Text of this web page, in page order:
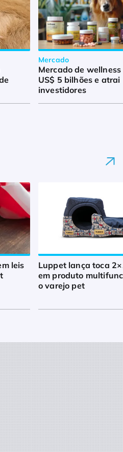
Mercado
Mercado de
US$ 5 bilhões e atrai
investidores
leis
Luppet lança toca
em produto
o varejo pet